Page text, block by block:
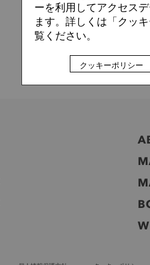
ーを利用してアクセス
ます。詳しくは「クッ
覧ください。
クッキーポリシー